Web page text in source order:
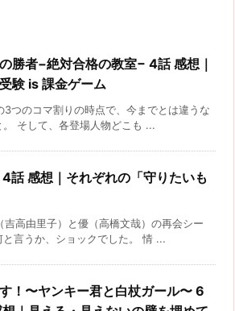
勝者−絶対合格の教室− 4話 感想｜
験 is 課金ゲーム
3つのコマ割りの時点で、今までとは違うな
。 そして、各登場人物どこも ...
話 感想｜それぞれの「守りたいも
吉高由里子）と優（高橋文哉）の再会シー
言うか、ショックでした。 情 ...
！〜ヤンキー君と白杖ガール〜 6